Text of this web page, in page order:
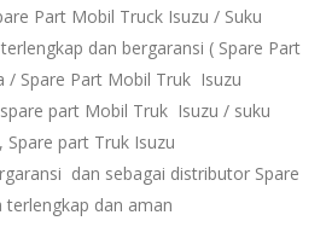
Part Mobil Truck Isuzu / Suku
dan bergaransi ( Spare Part
/ Spare Part Mobil Truk Isuzu
part Mobil Truk Isuzu / suku
part Truk Isuzu
dan sebagai distributor Spare
terlengkap dan aman